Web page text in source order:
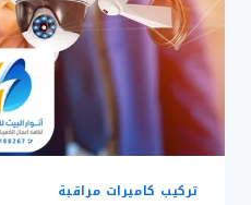
تركيب كاميرات مراقبة